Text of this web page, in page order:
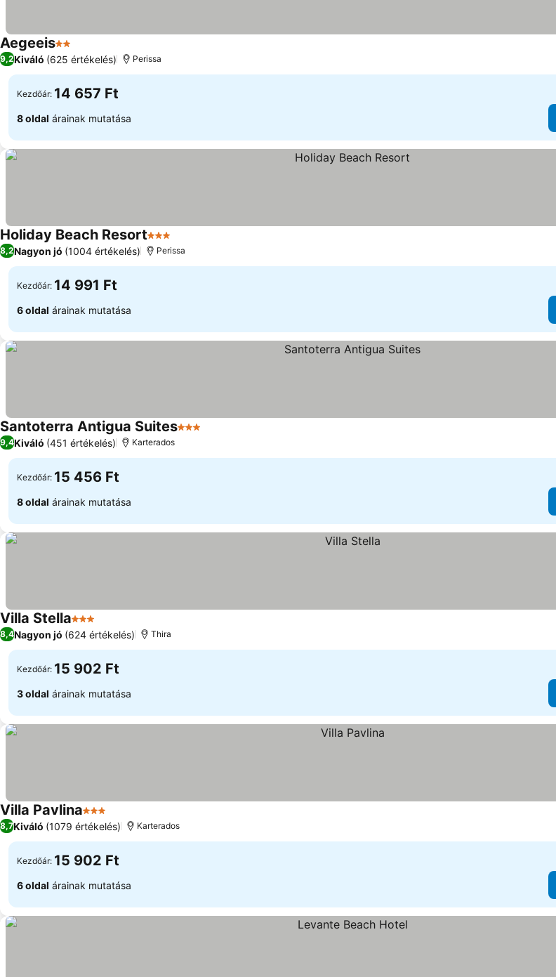
Aegeeis2 Kategória
9,2Kiváló (625 értékelés) Perissa
Kezdőár: 14 657 Ft
8 oldal árainak mutatása
Holiday Beach Resort3 Kategória
8,2Nagyon jó (1004 értékelés) Perissa
Kezdőár: 14 991 Ft
6 oldal árainak mutatása
Santoterra Antigua Suites3 Kategória
9,4Kiváló (451 értékelés) Karterados
Kezdőár: 15 456 Ft
8 oldal árainak mutatása
Villa Stella3 Kategória
8,4Nagyon jó (624 értékelés) Thira
Kezdőár: 15 902 Ft
3 oldal árainak mutatása
Villa Pavlina3 Kategória
8,7Kiváló (1079 értékelés) Karterados
Kezdőár: 15 902 Ft
6 oldal árainak mutatása